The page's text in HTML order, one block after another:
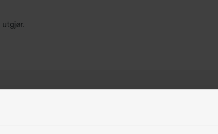
Var denne artikkelen nyttig for deg?